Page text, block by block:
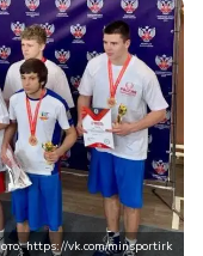
https://vk.com/minsportirk